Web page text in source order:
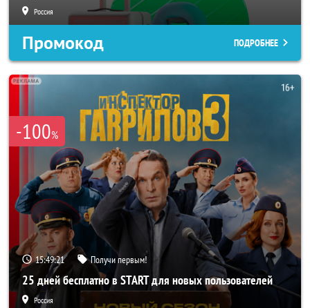
Россия
Промокод ПОДРОБНЕЕ
-100%
15:49:19 Получи первым!
25 дней бесплатно в START для новых пользователей
Россия